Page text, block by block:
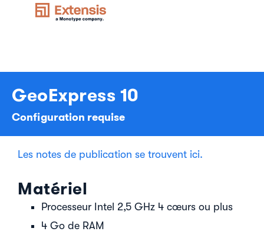
GeoExpress 10
Configuration requise
Les notes de publication se trouvent ici.
Matériel
Processeur Intel 2,5 GHz 4 cœurs ou plus
4 Go de RAM